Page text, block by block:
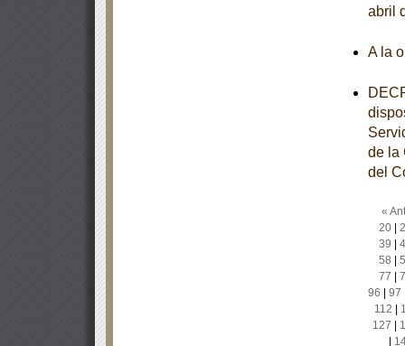
abril
A la
de la
del
«
20|
39
58
77
96
97
112
127